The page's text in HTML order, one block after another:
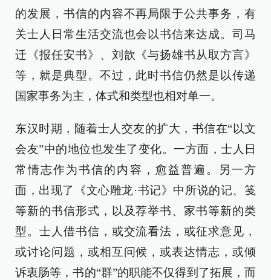
的发展，书信的内容不再局限于公共事务，有
关士人日常生活交流也会以书信来达成。司马
迁《报任安书》、刘歆《与扬雄书从取方言》
等，就是典型。不过，此时书信仍然是以传递
国家事务为主，体式和类型也相对单一。
东汉时期，随着士人交友的扩大，书信在“以文
会友”中的地位也发生了变化。一方面，士人日
常情志作为书信的内容，愈益普遍。另一方
面，出现了《文心雕龙·书记》中所说的记、笺
等新的书信形式，以及荐举书、家书等新的类
型。士人借书信，或交流看法，或征求意见，
或讨论问题，或相互问候，或表达情志，或倾
诉衷肠等，书的“群”的职能不仅得到了拓展，而